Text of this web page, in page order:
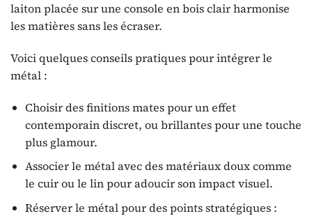
laiton placée sur une console en bois clair harmonise
les matières sans les écraser.
Voici quelques conseils pratiques pour intégrer le
métal :
Choisir des finitions mates pour un effet
contemporain discret, ou brillantes pour une touche
plus glamour.
Associer le métal avec des matériaux doux comme
le cuir ou le lin pour adoucir son impact visuel.
Réserver le métal pour des points stratégiques :